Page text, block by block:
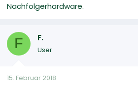
Nachfolgerhardware.
F F.
User
15. Februar 2018